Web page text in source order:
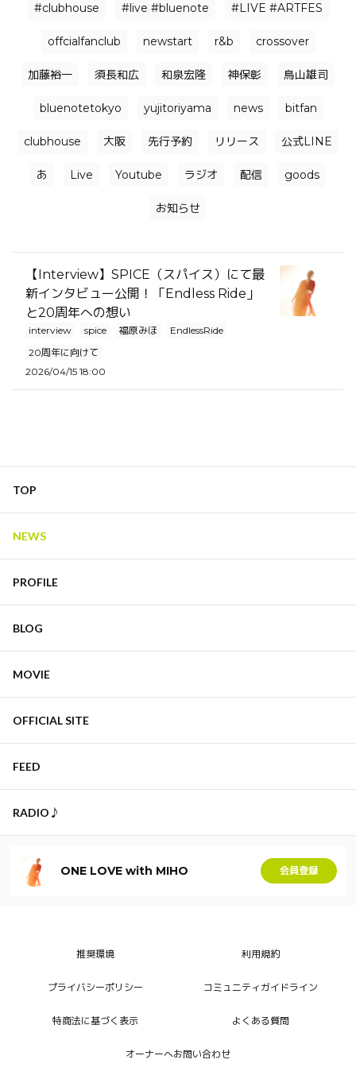
#clubhouse #live #bluenote #LIVE #ARTFES
offcialfanclub newstart r&b crossover
加藤裕一 須長和広 和泉宏隆 神保彰 鳥山雄司
bluenotetokyo yujitoriyama news bitfan
clubhouse 大阪 先行予約 リリース 公式LINE
あ Live Youtube ラジオ 配信 goods
お知らせ
【Interview】SPICE（スパイス）にて最
新インタビュー公開！「Endless Ride」
と20周年への想い
interview spice 福原みほ
EndlessRide
20周年に向けて
2026/04/15 18:00
TOP
NEWS
PROFILE
BLOG
MOVIE
OFFICIAL SITE
FEED
RADIO♪
ONE LOVE with MIHO 会員登録
推奨環境 利用規約
プライバシーポリシー コミュニティガイドライン
特商法に基づく表示 よくある質問
オーナーへお問い合わせ